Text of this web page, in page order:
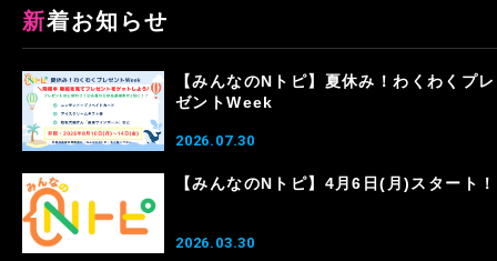
新着お知らせ
【みんなのNトピ】夏休み！わくわくプレ
ゼントWeek
2026.07.30
【みんなのNトピ】4月6日(月)スタート！
2026.03.30